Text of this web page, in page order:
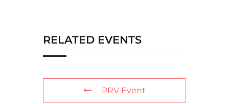
RELATED EVENTS
PRV Event